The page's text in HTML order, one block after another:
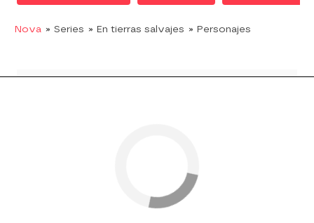
Nova » Series » En tierras salvajes » Personajes